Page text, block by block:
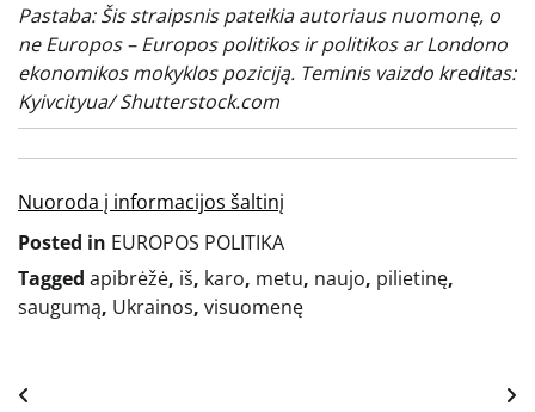
Pastaba: Šis straipsnis pateikia autoriaus nuomonę, o
ne Europos – Europos politikos ir politikos ar Londono
ekonomikos mokyklos poziciją. Teminis vaizdo kreditas:
Kyivcityua/ Shutterstock.com
Nuoroda į informacijos šaltinį
Posted in EUROPOS POLITIKA
Tagged apibrėžė, iš, karo, metu, naujo, pilietinę,
saugumą, Ukrainos, visuomenę
Navigacija